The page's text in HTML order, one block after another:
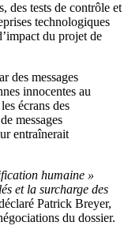
des tests de contrôle et
technologiques
du projet de
des messages
innocentes au
écrans des
messages
entraînerait
humaine »
et la surcharge des
Patrick Breyer,
du dossier.